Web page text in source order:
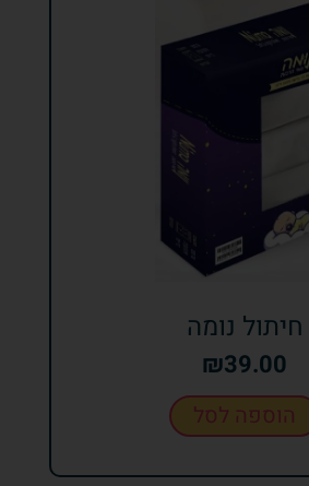
חיתול נומה
₪39.00
הוספה לסל